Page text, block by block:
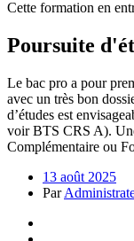
Cette formation en
Poursuite
Le bac pro a pour
avec un très bon
d’études est
voir BTS CRS A).
Complémentaire ou
13 août 2025
Par